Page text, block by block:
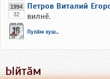
1994
32
Петров Виталий
вилнӗ.
Пулӑм хуш...
Ыйтӑм